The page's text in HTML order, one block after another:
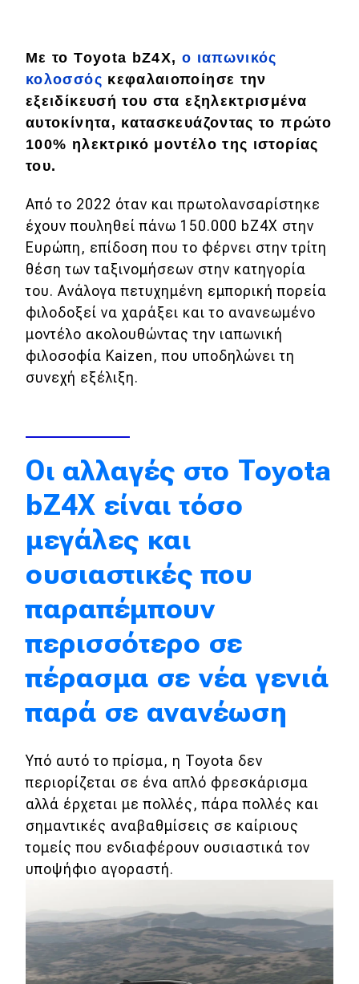
Τεχνολογία
Ασφάλεια
Αγορά
Απόψεις
Test Drive
Δοκιμή
Αποστολή
Συγκρίνουμε
Αγώνες
Motorsport
Eco
Νέα
Τεχνολογία
Mobility
Σταθμοί φόρτισης
Classic
Νέα
Παρουσιάσεις
DRIVE Away
Μεταχειρισμένο
Οδηγός αγοράς
Με το Toyota bZ4X, ο ιαπωνικός
κολοσσός κεφαλαιοποίησε την
εξειδίκευσή του στα εξηλεκτρισμένα
αυτοκίνητα, κατασκευάζοντας το πρώτο
100% ηλεκτρικό μοντέλο της ιστορίας
του.
Από το 2022 όταν και πρωτολανσαρίστηκε
έχουν πουληθεί πάνω 150.000 bZ4X στην
Ευρώπη, επίδοση που το φέρνει στην τρίτη
θέση των ταξινομήσεων στην κατηγορία
του. Ανάλογα πετυχημένη εμπορική πορεία
φιλοδοξεί να χαράξει και το ανανεωμένο
μοντέλο ακολουθώντας την ιαπωνική
φιλοσοφία Kaizen, που υποδηλώνει τη
συνεχή εξέλιξη.
Οι αλλαγές στο Toyota
bZ4X είναι τόσο
μεγάλες και
ουσιαστικές που
παραπέμπουν
περισσότερο σε
πέρασμα σε νέα γενιά
παρά σε ανανέωση
Υπό αυτό το πρίσμα, η Toyota δεν
περιορίζεται σε ένα απλό φρεσκάρισμα
αλλά έρχεται με πολλές, πάρα πολλές και
σημαντικές αναβαθμίσεις σε καίριους
τομείς που ενδιαφέρουν ουσιαστικά τον
υποψήφιο αγοραστή.